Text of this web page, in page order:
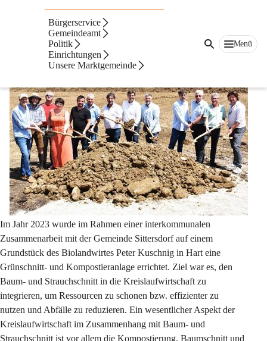
Bürgerservice
Gemeindeamt
Politik
Einrichtungen
Unsere Marktgemeinde
Menü
Grünschnitt- und Kompostieranlage
Im Jahr 2023 wurde im Rahmen einer interkommunalen
Zusammenarbeit mit der Gemeinde Sittersdorf auf einem
Grundstück des Biolandwirtes Peter Kuschnig in Hart eine
Grünschnitt- und Kompostieranlage errichtet. Ziel war es, den
Baum- und Strauchschnitt in die Kreislaufwirtschaft zu
integrieren, um Ressourcen zu schonen bzw. effizienter zu
nutzen und Abfälle zu reduzieren. Ein wesentlicher Aspekt der
Kreislaufwirtschaft im Zusammenhang mit Baum- und
Strauchschnitt ist vor allem die Kompostierung. Baumschnitt und